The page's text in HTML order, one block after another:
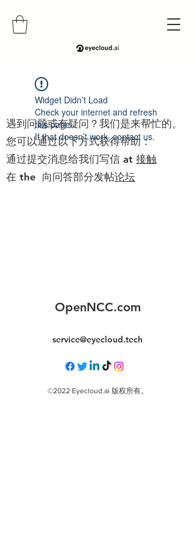
遇到问题或有疑问？我们是来帮忙的。
您可以通过以下方式获得帮助：
通过提交消息给我们写信 at 接触
在 the 向问答部分发帖论坛
Widget Didn’t Load
Check your internet and refresh
this page.
If that doesn’t work, contact us.
OpenNCC.com
service@eyecloud.tech
©2022 Eyecloud.ai 版权所有。